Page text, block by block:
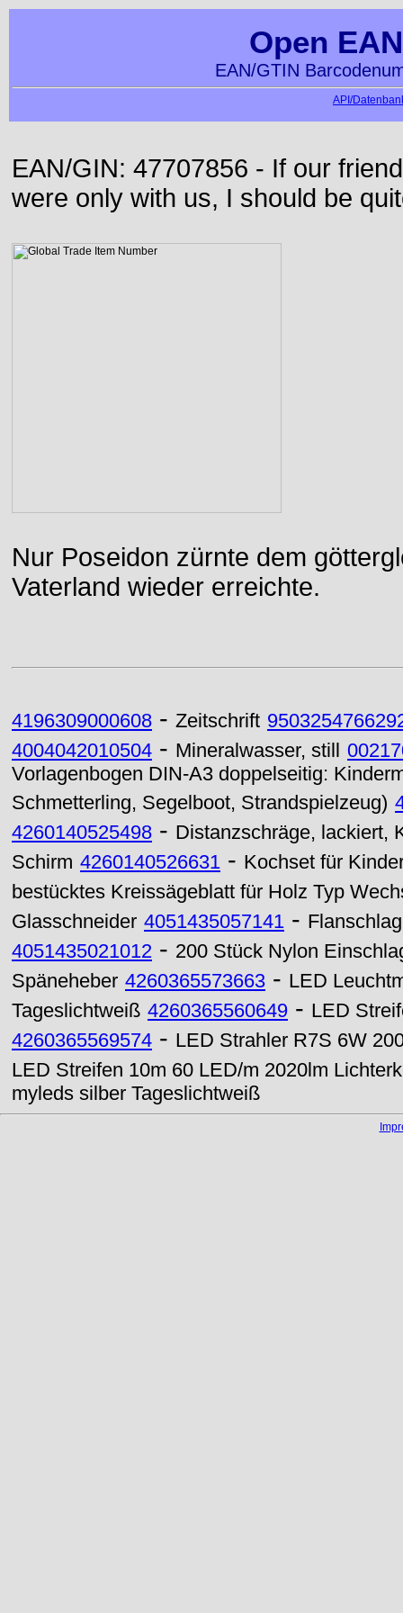
Open
EAN/GTIN
API/
EAN/GIN: 47707856 - If our
were only with us, I should be
Nur Poseidon zürnte dem
Vaterland wieder erreichte.
4196309000608 - Zeitschrift
4004042010504 - Mineralwasser, still
Vorlagenbogen DIN-A3 doppelseitig:
Schmetterling, Segelboot, Strandspielzeug)
4260140525498 - Distanzschräge, lackiert,
Schirm 4260140526631 - Kochset für
bestücktes Kreissägeblatt für Holz Typ
Glasschneider 4051435057141 -
4051435021012 - 200 Stück Nylon
Späneheber 4260365573663 - LED
Tageslichtweiß 4260365560649 - LED
4260365569574 - LED Strahler R7S 6W
LED Streifen 10m 60 LED/m 2020lm
myleds silber Tageslichtweiß